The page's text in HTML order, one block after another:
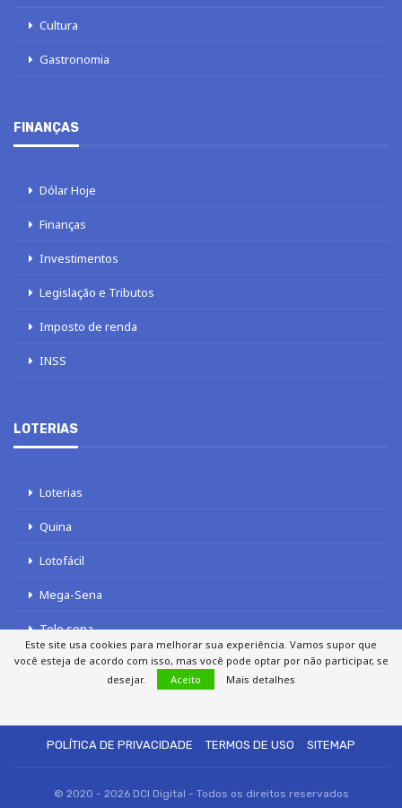
Cultura
Gastronomia
FINANÇAS
Dólar Hoje
Finanças
Investimentos
Legislação e Tributos
Imposto de renda
INSS
LOTERIAS
Loterias
Quina
Lotofácil
Mega-Sena
Tele sena
POLÍTICA DE PRIVACIDADE
TERMOS DE USO SITEMAP
© 2020 - 2026 DCI Digital - Todos os direitos reservados
Este site usa cookies para melhorar sua experiência. Vamos supor que
você esteja de acordo com isso, mas você pode optar por não participar, se
desejar.
Aceito Mais detalhes